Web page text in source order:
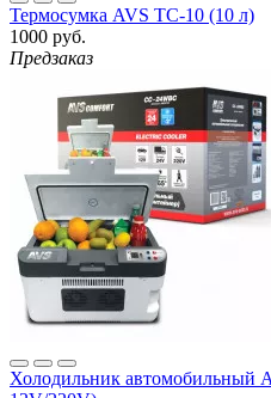
Термосумка AVS TC-10 (10 л)
1000 руб.
Предзаказ
Холодильник автомобильный